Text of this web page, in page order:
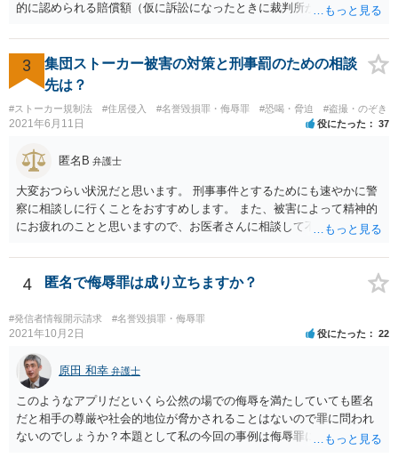
的に認められる賠償額（仮に訴訟になったときに裁判所が認める金
は、ご相談者様が、そのなりすましアカウントを使い、Ｔｉｎｄｅｒ
上で具体的にどのような内容・程度のやり取りをしたのかといった個
別的な事情に左右されます。 また、その他のお尋ねの点ですが、 ・将
来返還義務のある奨学金であっても、いったんご相談者様の口座に入
ったお金はご相談者様の財産としてカウントされます。 ・ご両親の財
産はご相談者様の財産とは扱われません。もっとも、相手方がご相談
者様に対し、賠償金の用意のためご両親に協力を依頼するよう求めて
くることはあり得ます。 ・弁護士から連絡がある場合、通常は、連絡
先・請求額・支払先などが記載された書面が郵送されてくる場合が多
いと思料いたします。
3
集団ストーカー被害の対策と刑事罰のための相談
先は？
#ストーカー規制法 #住居侵入 #名誉毀損罪・侮辱罪 #恐喝・脅迫 #盗撮・のぞき
2021年6月11日 役にたった 37
匿名B 弁護士
大変おつらい状況だと思います。 刑事事件とするためにも速やかに警
察に相談しに行くことをおすすめします。 また、被害によって精神的
にお疲れのことと思いますので、お医者さんに相談して不安な気持ち
4 匿名で侮辱罪は成り立ちますか？
#発信者情報開示請求 #名誉毀損罪・侮辱罪
2021年10月2日 役にたった 22
原田 和幸 弁護士
このようなアプリだといくら公然の場での侮辱を満たしていても匿名
だと相手の尊厳や社会的地位が脅かされることはないので罪に問われ
ないのでしょうか？本題として私の今回の事例は侮辱罪には該当しな